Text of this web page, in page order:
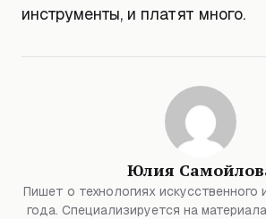
инструменты, и платят много.
Юлия
Пишет о технологиях искусственного
года. Специализируется на